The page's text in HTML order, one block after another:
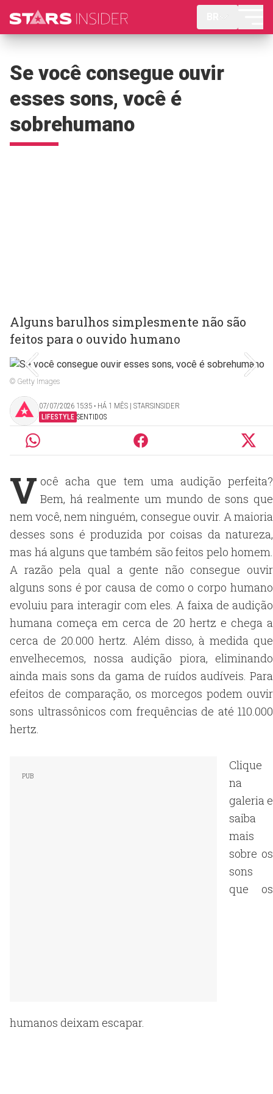
Se você consegue ouvir
esses sons, você é
sobrehumano
Alguns barulhos simplesmente não são
feitos para o ouvido humano
© Getty Images
07/07/2026 15:35 ‧ HÁ 1 MÊS | STARSINSIDER
LIFESTYLE SENTIDOS
V ocê acha que tem uma audição perfeita?
Bem, há realmente um mundo de sons que
nem você, nem ninguém, consegue ouvir. A maioria
desses sons é produzida por coisas da natureza,
mas há alguns que também são feitos pelo homem.
A razão pela qual a gente não consegue ouvir
alguns sons é por causa de como o corpo humano
evoluiu para interagir com eles. A faixa de audição
humana começa em cerca de 20 hertz e chega a
cerca de 20.000 hertz. Além disso, à medida que
envelhecemos, nossa audição piora, eliminando
ainda mais sons da gama de ruídos audíveis. Para
efeitos de comparação, os morcegos podem ouvir
sons ultrassônicos com frequências de até 110.000
hertz.
Clique
na
galeria e
saiba
mais
sobre os
sons
que os
humanos deixam escapar.